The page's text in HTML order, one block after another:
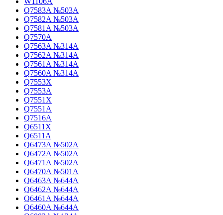
Q7583A №503A
Q7582A №503A
Q7581A №503A
Q7570A
Q7563A №314A
Q7562A №314A
Q7561A №314A
Q7560A №314A
Q7553X
Q7553A
Q7551X
Q7551A
Q7516A
Q6511X
Q6511A
Q6473A №502A
Q6472A №502A
Q6471A №502A
Q6470A №501A
Q6463A №644A
Q6462A №644A
Q6461A №644A
Q6460A №644A